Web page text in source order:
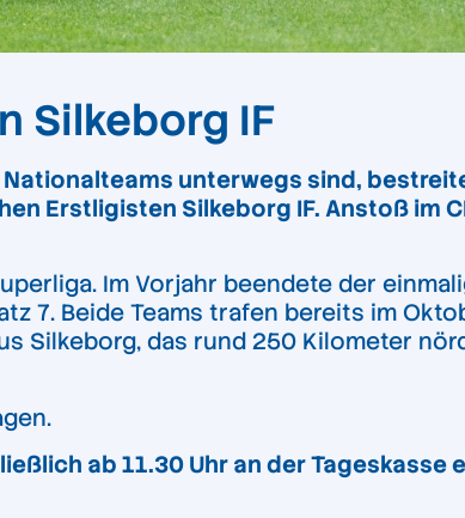
Silkeborg IF
unterwegs sind,
Erstligisten Silkeborg IF. Anstoß im
Im Vorjahr beendete der
7. Beide Teams trafen bereits im
Silkeborg, das rund 250 Kilometer
ab 11.30 Uhr an der Tageskasse